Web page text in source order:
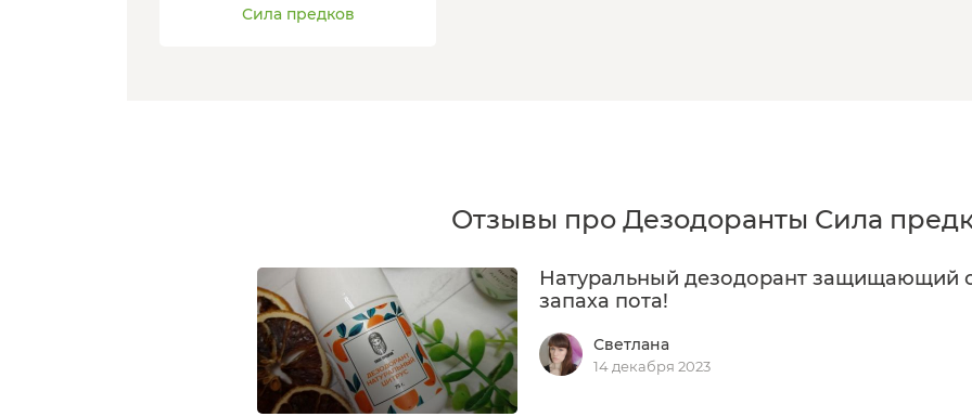
Сила предков
Отзывы про Дезодоранты Сила
Натуральный дезодорант защищающий
запаха пота!
Светлана
14 декабря 2023